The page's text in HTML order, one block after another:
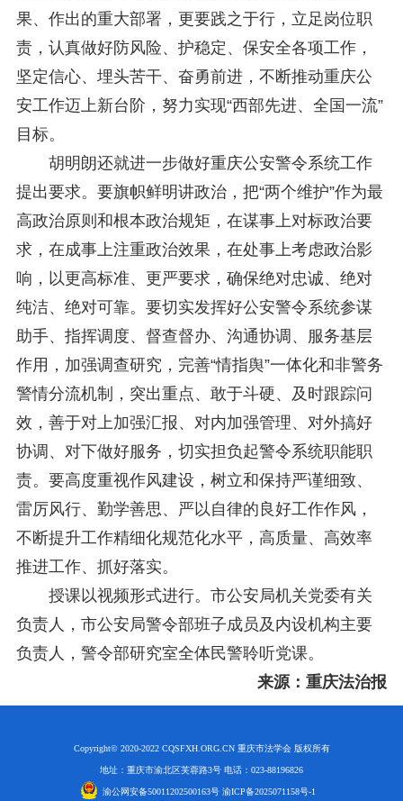
果、作出的重大部署，更要践之于行，立足岗位职
责，认真做好防风险、护稳定、保安全各项工作，
坚定信心、埋头苦干、奋勇前进，不断推动重庆公
安工作迈上新台阶，努力实现“西部先进、全国一流”
目标。
胡明朗还就进一步做好重庆公安警令系统工作
提出要求。要旗帜鲜明讲政治，把“两个维护”作为最
高政治原则和根本政治规矩，在谋事上对标政治要
求，在成事上注重政治效果，在处事上考虑政治影
响，以更高标准、更严要求，确保绝对忠诚、绝对
纯洁、绝对可靠。要切实发挥好公安警令系统参谋
助手、指挥调度、督查督办、沟通协调、服务基层
作用，加强调查研究，完善“情指舆”一体化和非警务
警情分流机制，突出重点、敢于斗硬、及时跟踪问
效，善于对上加强汇报、对内加强管理、对外搞好
协调、对下做好服务，切实担负起警令系统职能职
责。要高度重视作风建设，树立和保持严谨细致、
雷厉风行、勤学善思、严以自律的良好工作作风，
不断提升工作精细化规范化水平，高质量、高效率
推进工作、抓好落实。
授课以视频形式进行。市公安局机关党委有关
负责人，市公安局警令部班子成员及内设机构主要
负责人，警令部研究室全体民警聆听党课。
来源：重庆法治报
Copyright© 2020-2022 CQSFXH.ORG.CN 重庆市法学会 版权所有
地址：重庆市渝北区芙蓉路3号 电话：023-88196826
渝公网安备50011202500163号 渝ICP备2025071158号-1